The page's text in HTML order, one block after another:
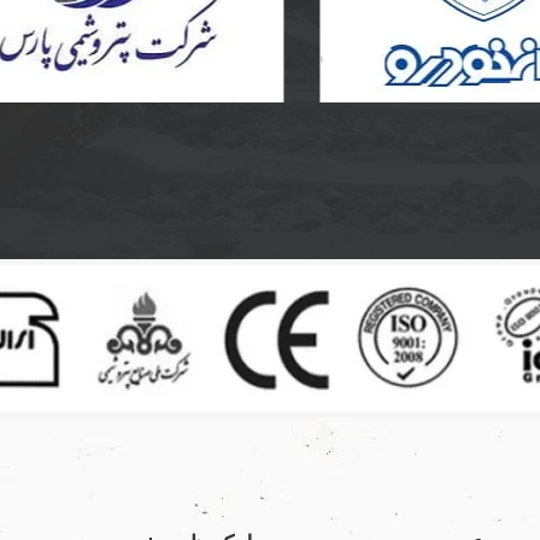
پلی اتیلن و دریچه منهول
به سفارش پتروشیمی پارس
ایران خودرو
ایران خودرو